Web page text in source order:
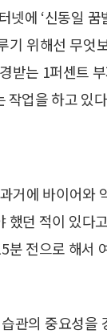
에 ‘신동일
위해선 무엇
받는 1퍼센트
작업을 하고 있
거에 바이어와
던 적이 있다
전으로 해서
관의 중요성을